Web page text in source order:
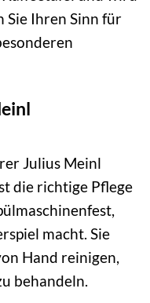
Sie Ihren Sinn für
Julius Meinl
die richtige Pflege
macht. Sie
Hand reinigen,
behandeln.